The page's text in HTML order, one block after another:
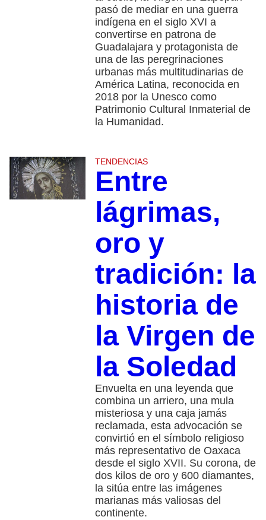
pasó de mediar en una guerra
indígena en el siglo XVI a
convertirse en patrona de
Guadalajara y protagonista de
una de las peregrinaciones
urbanas más multitudinarias de
América Latina, reconocida en
2018 por la Unesco como
Patrimonio Cultural Inmaterial de
la Humanidad.
TENDENCIAS
Entre
lágrimas,
oro y
tradición: la
historia de
la Virgen de
la Soledad
Envuelta en una leyenda que
combina un arriero, una mula
misteriosa y una caja jamás
reclamada, esta advocación se
convirtió en el símbolo religioso
más representativo de Oaxaca
desde el siglo XVII. Su corona, de
dos kilos de oro y 600 diamantes,
la sitúa entre las imágenes
marianas más valiosas del
continente.